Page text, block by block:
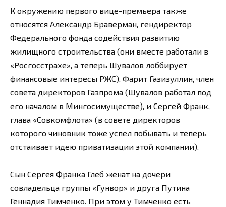
К окружению первого вице-премьера также
относятся Александр Браверман, гендиректор
Федерального фонда содействия развитию
жилищного строительства (они вместе работали в
«Росгосстрахе», а теперь Шувалов лоббирует
финансовые интересы РЖС), Фарит Газизуллин, член
совета директоров Газпрома (Шувалов работал под
его началом в Мингосимуществе), и Сергей Франк,
глава «Совкомфлота» (в совете директоров
которого чиновник тоже успел побывать и теперь
отстаивает идею приватизации этой компании).
Сын Сергея Франка Глеб женат на дочери
совладельца группы «Гунвор» и друга Путина
Геннадия Тимченко. При этом у Тимченко есть